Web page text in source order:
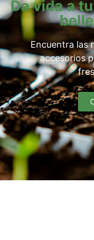
Da vida a
Encuentra las
accesorios